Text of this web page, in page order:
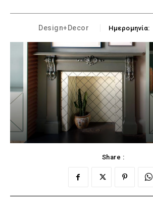
Design+Decor Ημερομηνία:
Share :